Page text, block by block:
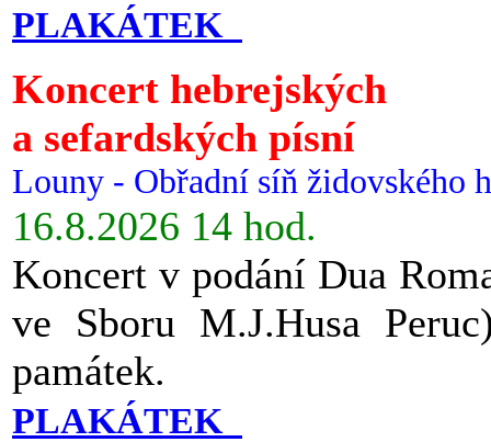
PLAKÁTEK
Koncert hebrejských
a sefardských písní
Louny - Obřadní síň židovského
16.8.2026 14 hod.
Koncert v podání Dua
ve Sboru M.J.Husa
památek.
PLAKÁTEK